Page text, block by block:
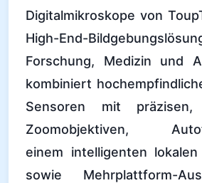
Digitalmikroskope von
High-End-
Forschung, Medizin und
kombiniert
Sensoren mit präzisen,
Zoomobjektiven,
einem intelligenten
sowie Mehrplattform-